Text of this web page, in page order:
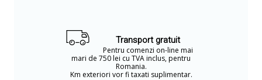
Transport gratuit
Pentru comenzi on-line mai
mari de 750 lei cu TVA inclus, pentru
Romania.
Km exteriori vor fi taxati suplimentar.